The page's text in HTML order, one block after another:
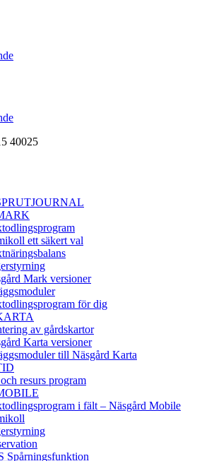
40025
ett säkert val
Mark versioner
för dig
av gårdskartor
Karta versioner
till Näsgård Karta
resurs program
i fält – Näsgård Mobile
Spårningsfunktion